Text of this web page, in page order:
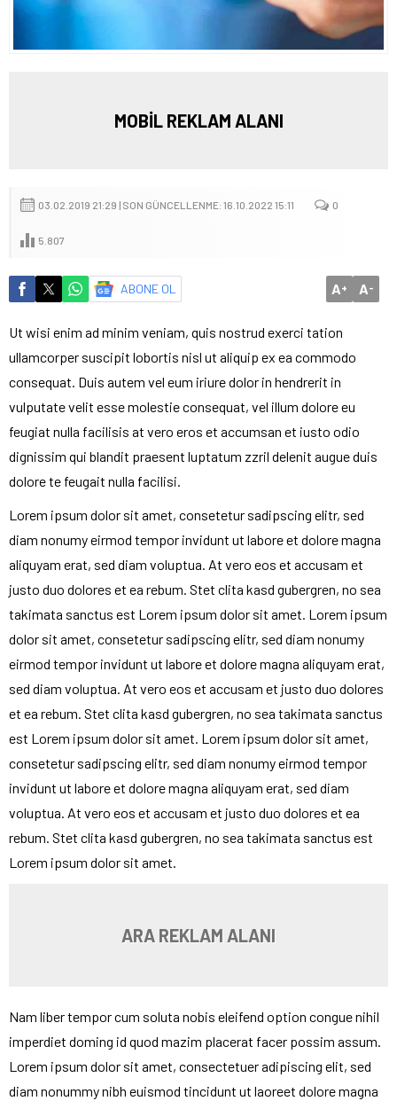
MOBİL REKLAM ALANI
03.02.2019 21:29 | SON GÜNCELLENME: 16.10.2022 15:11 0
5.807
ABONE OL A+ A-
Ut wisi enim ad minim veniam, quis nostrud exerci tation
ullamcorper suscipit lobortis nisl ut aliquip ex ea commodo
consequat. Duis autem vel eum iriure dolor in hendrerit in
vulputate velit esse molestie consequat, vel illum dolore eu
feugiat nulla facilisis at vero eros et accumsan et iusto odio
dignissim qui blandit praesent luptatum zzril delenit augue duis
dolore te feugait nulla facilisi.
Lorem ipsum dolor sit amet, consetetur sadipscing elitr, sed
diam nonumy eirmod tempor invidunt ut labore et dolore magna
aliquyam erat, sed diam voluptua. At vero eos et accusam et
justo duo dolores et ea rebum. Stet clita kasd gubergren, no sea
takimata sanctus est Lorem ipsum dolor sit amet. Lorem ipsum
dolor sit amet, consetetur sadipscing elitr, sed diam nonumy
eirmod tempor invidunt ut labore et dolore magna aliquyam erat,
sed diam voluptua. At vero eos et accusam et justo duo dolores
et ea rebum. Stet clita kasd gubergren, no sea takimata sanctus
est Lorem ipsum dolor sit amet. Lorem ipsum dolor sit amet,
consetetur sadipscing elitr, sed diam nonumy eirmod tempor
invidunt ut labore et dolore magna aliquyam erat, sed diam
voluptua. At vero eos et accusam et justo duo dolores et ea
rebum. Stet clita kasd gubergren, no sea takimata sanctus est
Lorem ipsum dolor sit amet.
ARA REKLAM ALANI
Nam liber tempor cum soluta nobis eleifend option congue nihil
imperdiet doming id quod mazim placerat facer possim assum.
Lorem ipsum dolor sit amet, consectetuer adipiscing elit, sed
diam nonummy nibh euismod tincidunt ut laoreet dolore magna